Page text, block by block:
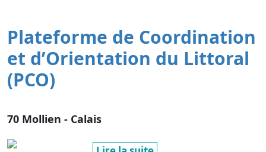
Plateforme de Coordination
et d’Orientation du Littoral
(PCO)
70 Mollien - Calais